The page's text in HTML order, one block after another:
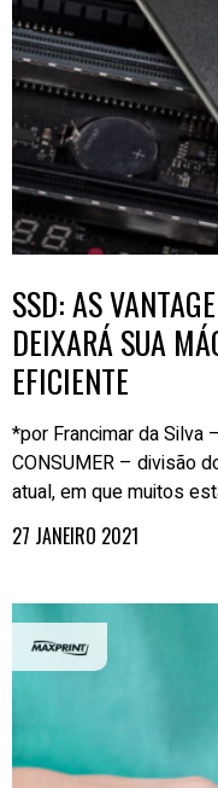
SSD: AS
DEIXARÁ SUA
EFICIENTE
*por Francimar da Silva
CONSUMER – divisão
atual, em que muitos
27 JANEIRO 2021